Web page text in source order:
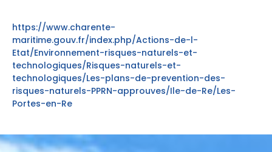
https://www.charente-
maritime.gouv.fr/index.php/Actions-de-l-
Etat/Environnement-risques-naturels-et-
technologiques/Risques-naturels-et-
technologiques/Les-plans-de-prevention-des-
risques-naturels-PPRN-approuves/Ile-de-Re/Les-
Portes-en-Re